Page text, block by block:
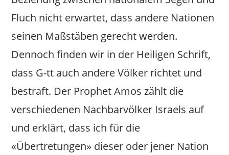
Fluch nicht erwartet, dass andere Nationen
seinen Maßstäben gerecht werden.
Dennoch finden wir in der Heiligen Schrift,
dass G-tt auch andere Völker richtet und
bestraft. Der Prophet Amos zählt die
verschiedenen Nachbarvölker Israels auf
und erklärt, dass ich für die
«Übertretungen» dieser oder jener Nation